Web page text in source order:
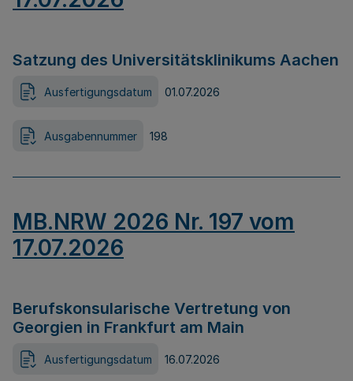
Satzung des Universitätsklinikums Aachen
Ausfertigungsdatum 01.07.2026
Ausgabennummer 198
MB.NRW 2026 Nr. 197 vom
17.07.2026
Berufskonsularische Vertretung von
Georgien in Frankfurt am Main
Ausfertigungsdatum 16.07.2026